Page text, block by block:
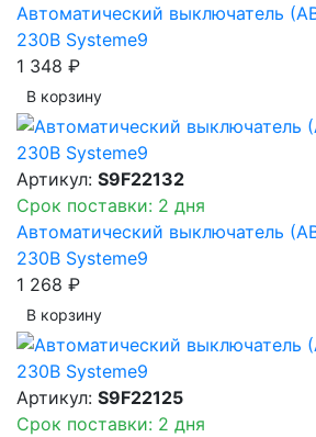
Автоматический выключатель
230В Systeme9
1 348 ₽
В корзинy
Артикул: S9F22132
Срок поставки: 2 дня
Автоматический выключатель
230В Systeme9
1 268 ₽
В корзинy
Артикул: S9F22125
Срок поставки: 2 дня